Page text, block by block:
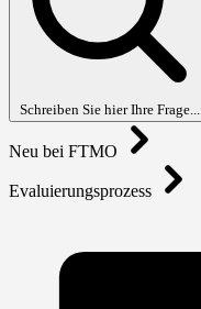
Schreiben Sie hier Ihre Frage...
Neu bei FTMO
Evaluierungsprozess